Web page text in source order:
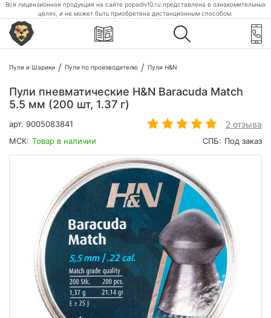
Вся лицензионная продукция на сайте popadiv10.ru представлена в ознакомительных
целях, и не может быть приобретена дистанционным способом.
Пули и Шарики Пули по производителю Пули H&N
Пули пневматические H&N Baracuda Match
5.5 мм (200 шт, 1.37 г)
арт. 9005083841 2 отзыва
МСК: Товар в наличии СПБ: Под заказ